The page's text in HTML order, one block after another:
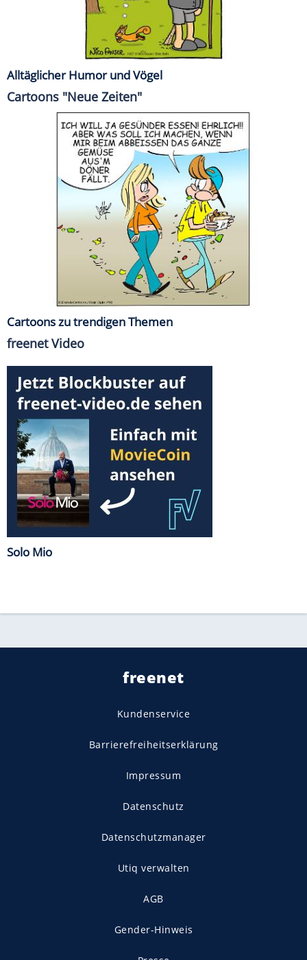
Alltäglicher Humor und Vögel
Cartoons "Neue Zeiten"
Cartoons zu trendigen Themen
freenet Video
Solo Mio
freenet
Kundenservice
Barrierefreiheitserklärung
Impressum
Datenschutz
Datenschutzmanager
Utiq verwalten
AGB
Gender-Hinweis